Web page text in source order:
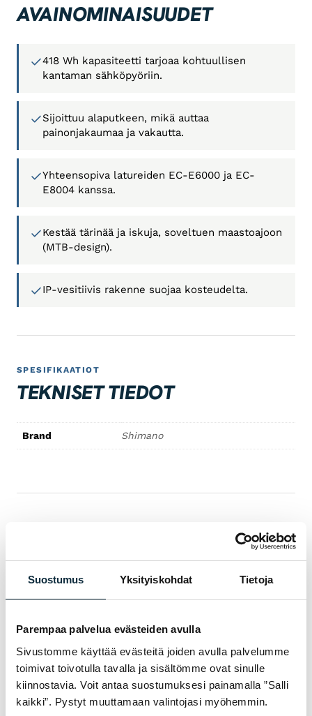
Suostumus Yksityiskohdat Tietoja
Parempaa palvelua evästeiden avulla
Sivustomme käyttää evästeitä joiden avulla palvelumme
toimivat toivotulla tavalla ja sisältömme ovat sinulle
kiinnostavia. Voit antaa suostumuksesi painamalla ”Salli
kaikki”. Pystyt muuttamaan valintojasi myöhemmin.
AVAINOMINAISUUDET
418 Wh kapasiteetti tarjoaa kohtuullisen
kantaman sähköpyöriin.
Sijoittuu alaputkeen, mikä auttaa
painonjakaumaa ja vakautta.
Yhteensopiva latureiden EC-E6000 ja EC-
E8004 kanssa.
Kestää tärinää ja iskuja, soveltuen maastoajoon
(MTB-design).
IP-vesitiivis rakenne suojaa kosteudelta.
SPESIFIKAATIOT
TEKNISET TIEDOT
Brand Shimano
Ei vielä arvosteluja — ole ensimmäinen!
KIRJOITA ARVOSTELU
Arvosanasi * 4/5